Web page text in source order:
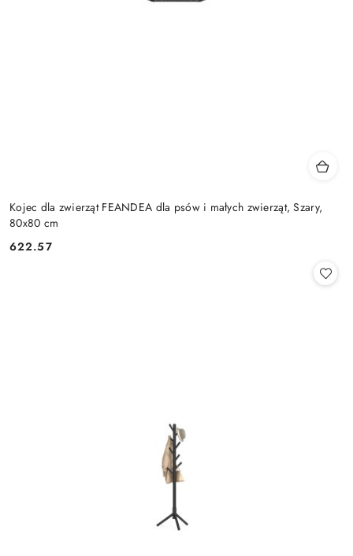
Kojec dla zwierząt FEANDEA dla psów i małych zwierząt, Szary,
80x80 cm
Cena:
622.57